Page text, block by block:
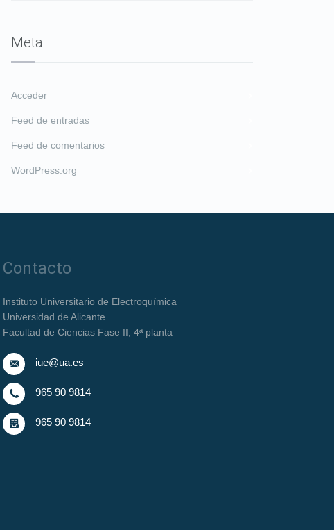
Meta
Acceder
Feed de entradas
Feed de comentarios
WordPress.org
Contacto
Instituto Universitario de Electroquímica
Universidad de Alicante
Facultad de Ciencias Fase II, 4ª planta
iue@ua.es
965 90 9814
965 90 9814